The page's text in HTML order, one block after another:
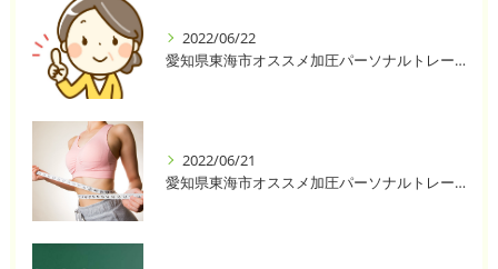
2022/06/22
愛知県東海市オススメ加圧パーソナルトレーニングジム One❣️
2022/06/21
愛知県東海市オススメ加圧パーソナルトレーニングジム One❣️